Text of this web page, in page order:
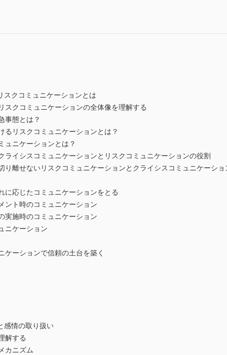
クコミュニケーションとは
クコミュニケーションの全体像を理解する
態とは？
スクコミュニケーションとは？
ニケーションとは？
シスコミュニケーションとリスクコミュニケーションの役割
せないリスクコミュニケーションとクライシスコミュニケーショ
応じたコミュニケーションをとる
ト時のコミュニケーション
施時のコミュニケーション
ケーション
ーションで信頼の土台を築く
情の取り扱い
解する
ニズム